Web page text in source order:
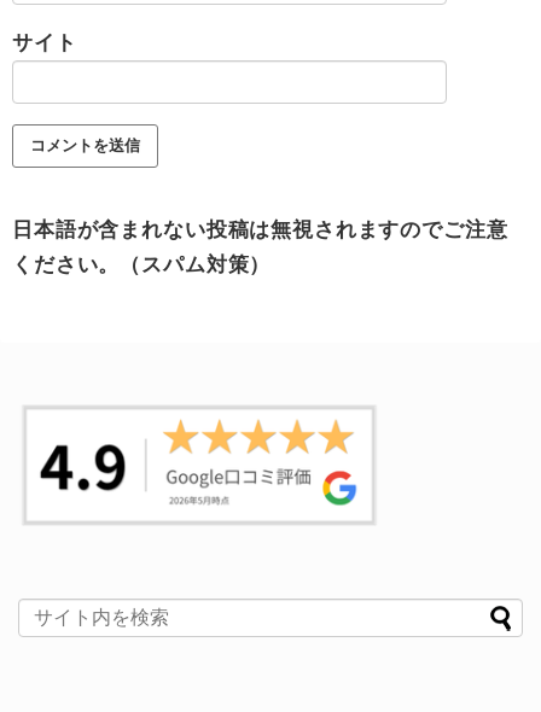
サイト
日本語が含まれない投稿は無視されますのでご注意
ください。（スパム対策）